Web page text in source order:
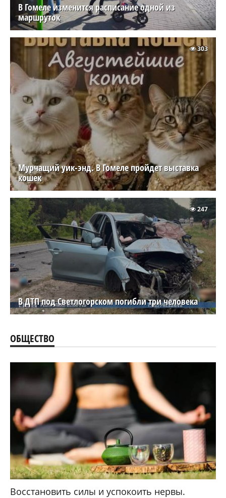
В Гомеле изменится расписание одной из
маршруток
Мурчащий уик-энд. В Гомеле пройдет выставка
кошек
303
В ДТП под Светлогорском погибли три человека
247
ОБЩЕСТВО
Восстановить силы и успокоить нервы.